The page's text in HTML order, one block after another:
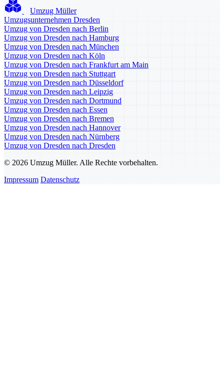
Umzug Müller
Umzugsunternehmen Dresden
Umzug von Dresden nach Berlin
Umzug von Dresden nach Hamburg
Umzug von Dresden nach München
Umzug von Dresden nach Köln
Umzug von Dresden nach Frankfurt am Main
Umzug von Dresden nach Stuttgart
Umzug von Dresden nach Düsseldorf
Umzug von Dresden nach Leipzig
Umzug von Dresden nach Dortmund
Umzug von Dresden nach Essen
Umzug von Dresden nach Bremen
Umzug von Dresden nach Hannover
Umzug von Dresden nach Nürnberg
Umzug von Dresden nach Dresden
© 2026 Umzug Müller. Alle Rechte vorbehalten.
Impressum Datenschutz